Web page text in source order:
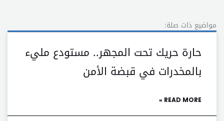
مواضيع ذات صلة:
حارة حريك تحت المجهر.. مستودع مليء
بالمخدرات في قبضة الأمن
READ MORE »